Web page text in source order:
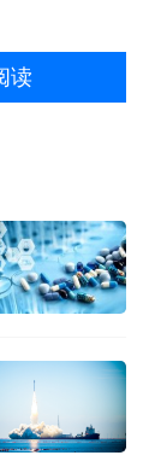
性商业客
年第三次
发射“吉
号甲运载
，创造我
场发射间
读